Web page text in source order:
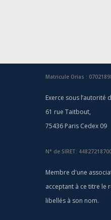
Matricule Orias :
Exerce sous l’autorité
61 rue Taitbout,
75436 Paris Cedex 09
N° de SIRET:
Membre d'une
acceptant à ce titre le
libellés à son nom.